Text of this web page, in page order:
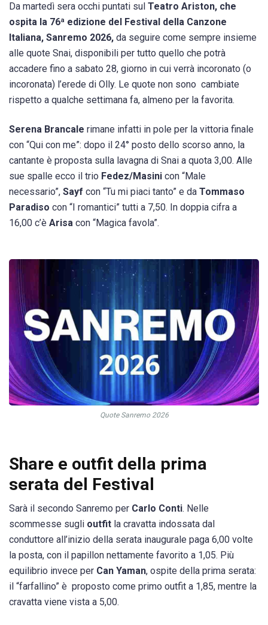
Da martedì sera occhi puntati sul Teatro Ariston, che
ospita la 76ª edizione del Festival della Canzone
Italiana, Sanremo 2026, da seguire come sempre insieme
alle quote Snai, disponibili per tutto quello che potrà
accadere fino a sabato 28, giorno in cui verrà incoronato (o
incoronata) l’erede di Olly. Le quote non sono cambiate
rispetto a qualche settimana fa, almeno per la favorita.
Serena Brancale rimane infatti in pole per la vittoria finale
con “Qui con me”: dopo il 24° posto dello scorso anno, la
cantante è proposta sulla lavagna di Snai a quota 3,00. Alle
sue spalle ecco il trio Fedez/Masini con “Male
necessario”, Sayf con “Tu mi piaci tanto” e da Tommaso
Paradiso con “I romantici” tutti a 7,50. In doppia cifra a
16,00 c’è Arisa con “Magica favola”.
Quote Sanremo 2026
Share e outfit della prima
serata del Festival
Sarà il secondo Sanremo per Carlo Conti. Nelle
scommesse sugli outfit la cravatta indossata dal
conduttore all’inizio della serata inaugurale paga 6,00 volte
la posta, con il papillon nettamente favorito a 1,05. Più
equilibrio invece per Can Yaman, ospite della prima serata:
il “farfallino” è proposto come primo outfit a 1,85, mentre la
cravatta viene vista a 5,00.